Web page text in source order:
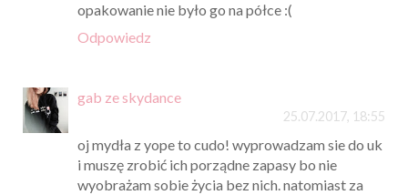
opakowanie nie było go na półce :(
Odpowiedz
gab ze skydance
25.07.2017, 18:55
oj mydła z yope to cudo! wyprowadzam sie do uk
i muszę zrobić ich porządne zapasy bo nie
wyobrażam sobie życia bez nich. natomiast za